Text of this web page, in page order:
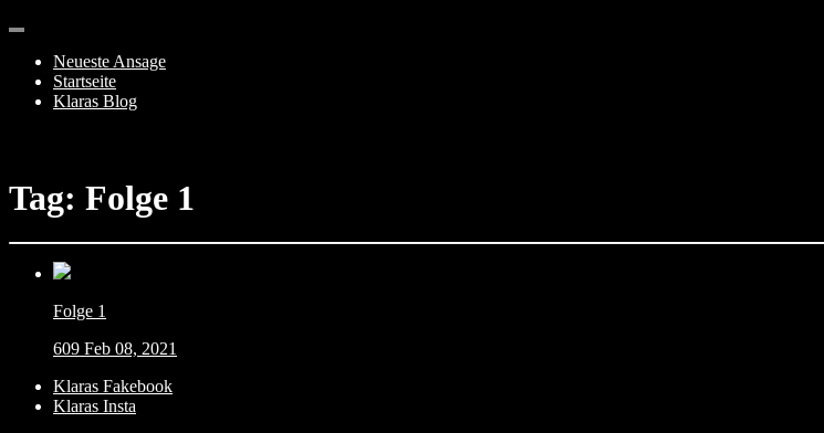
Neueste Ansage
Startseite
Klaras Blog
Tag: Folge 1
Folge 1
609 Feb 08, 2021
Klaras Fakebook
Klaras Insta